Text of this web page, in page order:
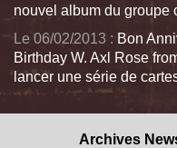
nouvel album du groupe
Le 06/02/2013 : Bon
Birthday W. Axl Rose
lancer une série de
Archives